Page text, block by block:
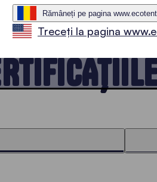
Rămâneți pe pagina
Treceți la pagina